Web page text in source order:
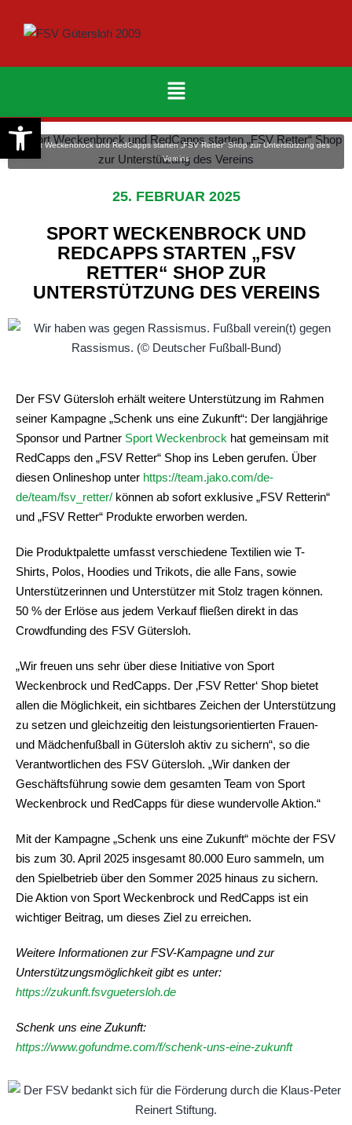
Sport Weckenbrock und RedCapps starten „FSV Retter“ Shop zur Unterstützung des
Vereins
25. FEBRUAR 2025
SPORT WECKENBROCK UND
REDCAPPS STARTEN „FSV
RETTER“ SHOP ZUR
UNTERSTÜTZUNG DES VEREINS
Der FSV Gütersloh erhält weitere Unterstützung im Rahmen
seiner Kampagne „Schenk uns eine Zukunft“: Der langjährige
Sponsor und Partner Sport Weckenbrock hat gemeinsam mit
RedCapps den „FSV Retter“ Shop ins Leben gerufen. Über
diesen Onlineshop unter https://team.jako.com/de-
de/team/fsv_retter/ können ab sofort exklusive „FSV Retterin“
und „FSV Retter“ Produkte erworben werden.
Die Produktpalette umfasst verschiedene Textilien wie T-
Shirts, Polos, Hoodies und Trikots, die alle Fans, sowie
Unterstützerinnen und Unterstützer mit Stolz tragen können.
50 % der Erlöse aus jedem Verkauf fließen direkt in das
Crowdfunding des FSV Gütersloh.
„Wir freuen uns sehr über diese Initiative von Sport
Weckenbrock und RedCapps. Der ‚FSV Retter‘ Shop bietet
allen die Möglichkeit, ein sichtbares Zeichen der Unterstützung
zu setzen und gleichzeitig den leistungsorientierten Frauen-
und Mädchenfußball in Gütersloh aktiv zu sichern“, so die
Verantwortlichen des FSV Gütersloh. „Wir danken der
Geschäftsführung sowie dem gesamten Team von Sport
Weckenbrock und RedCapps für diese wundervolle Aktion.“
Mit der Kampagne „Schenk uns eine Zukunft“ möchte der FSV
bis zum 30. April 2025 insgesamt 80.000 Euro sammeln, um
den Spielbetrieb über den Sommer 2025 hinaus zu sichern.
Die Aktion von Sport Weckenbrock und RedCapps ist ein
wichtiger Beitrag, um dieses Ziel zu erreichen.
Weitere Informationen zur FSV-Kampagne und zur
Unterstützungsmöglichkeit gibt es unter:
https://zukunft.fsvguetersloh.de
Schenk uns eine Zukunft:
https://www.gofundme.com/f/schenk-uns-eine-zukunft
Werkzeugleiste öffnen